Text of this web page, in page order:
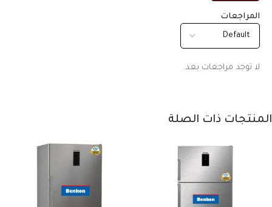
المراجعات
لا توجد مراجعات بعد.
المنتجات ذات الصلة